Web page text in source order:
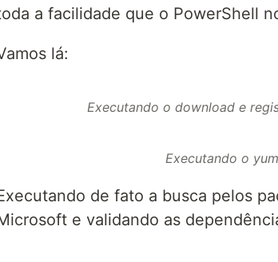
a facilidade que o PowerShell
lá:
Executando o download e
Executando o
de fato a busca pelos
e validando as